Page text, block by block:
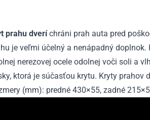
prahu dveríchráni prah auta pred
je veľmi účelný a nenápadný doplnok.
nerezovej ocele odolnej voči soli a
ktorá je súčasťou krytu. Kryty prahov
(mm): predné 430×55, zadné